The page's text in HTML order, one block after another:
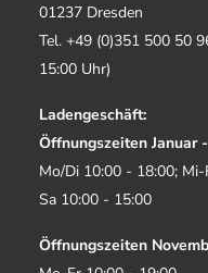
01237 Dresden
Tel. +49 (0)351 500 50
15:00 Uhr)
Ladengeschäft:
Öffnungszeiten Januar
Mo/Di 10:00 - 18:00;
Sa 10:00 - 15:00
Öffnungszeiten